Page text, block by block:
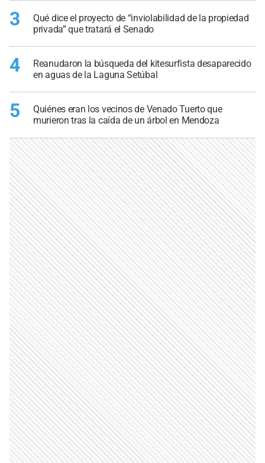
3
Qué dice el proyecto de “inviolabilidad de la propiedad
privada” que tratará el Senado
4
Reanudaron la búsqueda del kitesurfista desaparecido
en aguas de la Laguna Setúbal
5
Quiénes eran los vecinos de Venado Tuerto que
murieron tras la caída de un árbol en Mendoza